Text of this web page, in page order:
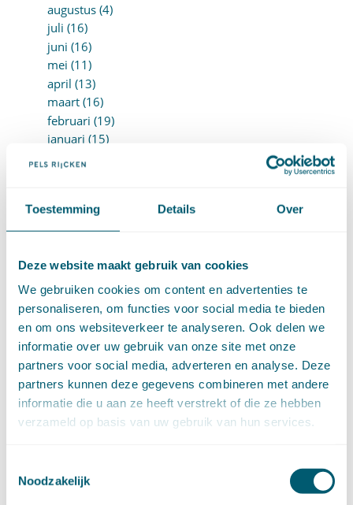
Toestemming Details Over
Deze website maakt gebruik van cookies
We gebruiken cookies om content en advertenties te
personaliseren, om functies voor social media te bieden
en om ons websiteverkeer te analyseren. Ook delen we
informatie over uw gebruik van onze site met onze
partners voor social media, adverteren en analyse. Deze
partners kunnen deze gegevens combineren met andere
informatie die u aan ze heeft verstrekt of die ze hebben
verzameld op basis van uw gebruik van hun services.
Noodzakelijk
augustus (4)
juli (16)
juni (16)
mei (11)
april (13)
maart (16)
februari (19)
januari (15)
►
2021 (123)
december (15)
oktober (13)
juli (4)
april (11)
maart (14)
februari (11)
januari (15)
►
2020 (154)
december (6)
november (14)
augustus (2)